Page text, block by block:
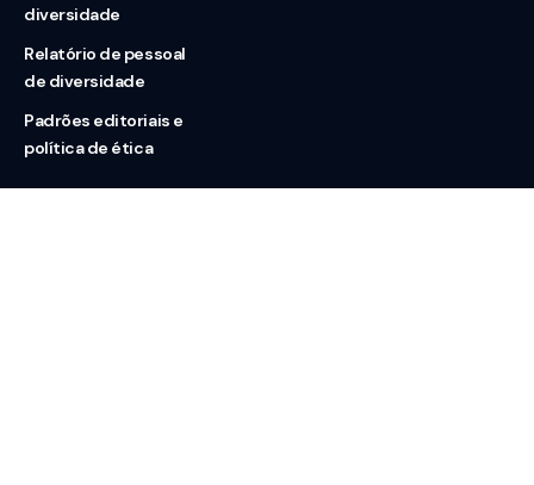
diversidade
Relatório de pessoal
de diversidade
Padrões editoriais e
política de ética